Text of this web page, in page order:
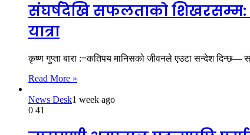
संघर्षदेखि सफलताको शिखरसम्म:
यात्रा
कृष्ण गुप्ता बारा :=कतिपय मानिसको जीवनले एउटा सन्देश
Read More »
News Desk1 week ago
0 41